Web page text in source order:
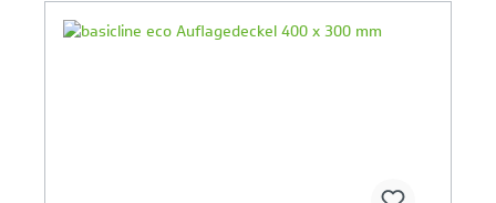
Ihr Produktvergleich ist voll